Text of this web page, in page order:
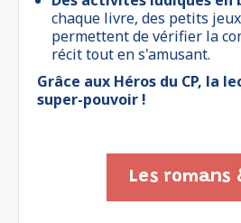
chaque livre, des petits
permettent de vérifier la
récit tout en s'amusant.
Grâce aux Héros du CP, la
super-pouvoir !
Les romans